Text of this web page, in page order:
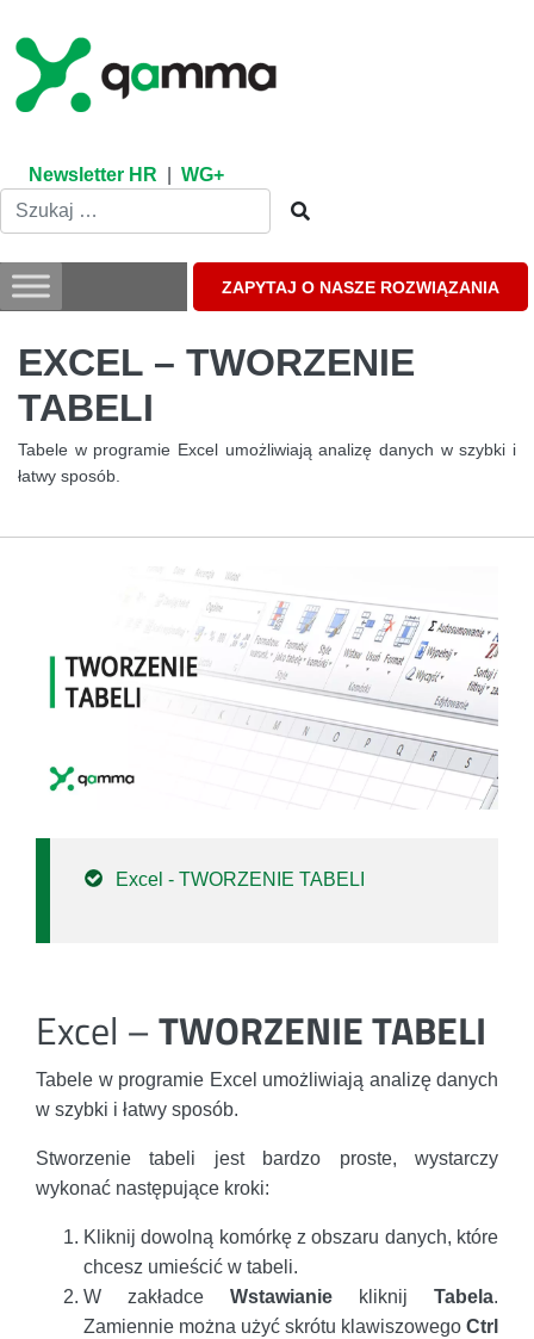
content
Newsletter HR WG+
ZAPYTAJ O NASZE ROZWIĄZANIA
EXCEL – TWORZENIE
TABELI
Tabele w programie Excel umożliwiają analizę danych w szybki i
łatwy sposób.
Excel - TWORZENIE TABELI
Excel –TWORZENIE TABELI
Tabele w programie Excel umożliwiają analizę danych
w szybki i łatwy sposób.
Stworzenie tabeli jest bardzo proste, wystarczy
wykonać następujące kroki:
Kliknij dowolną komórkę z obszaru danych, które
chcesz umieścić w tabeli.
W zakładce Wstawianie kliknij Tabela.
Zamiennie można użyć skrótu klawiszowego Ctrl